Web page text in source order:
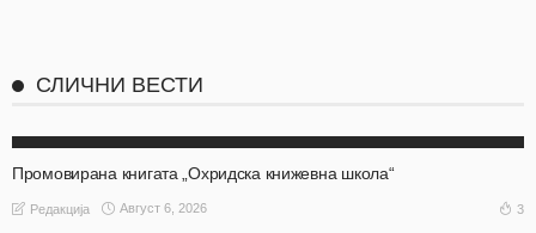
СЛИЧНИ ВЕСТИ
Промовирана книгата „Охридска книжевна школа“
Редакција Август 6, 2026 3